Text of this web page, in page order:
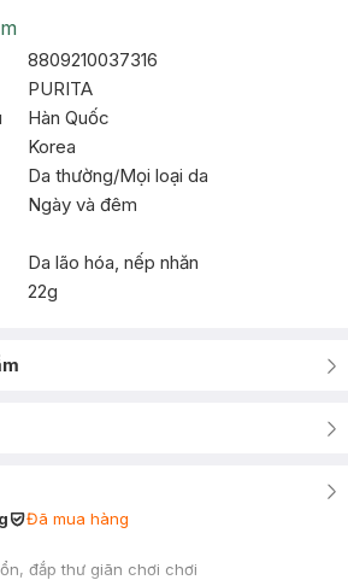
8809210037316
PURITA
Hàn Quốc
Korea
Da thường/Mọi loại da
Ngày và đêm
Da lão hóa, nếp nhăn
22g
Đã mua hàng
đắp thư giãn chơi chơi